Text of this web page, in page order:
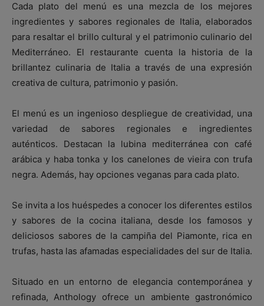
Cada plato del menú es una mezcla de los mejores
ingredientes y sabores regionales de Italia, elaborados
para resaltar el brillo cultural y el patrimonio culinario del
Mediterráneo. El restaurante cuenta la historia de la
brillantez culinaria de Italia a través de una expresión
creativa de cultura, patrimonio y pasión.
El menú es un ingenioso despliegue de creatividad, una
variedad de sabores regionales e ingredientes
auténticos. Destacan la lubina mediterránea con café
arábica y haba tonka y los canelones de vieira con trufa
negra. Además, hay opciones veganas para cada plato.
Se invita a los huéspedes a conocer los diferentes estilos
y sabores de la cocina italiana, desde los famosos y
deliciosos sabores de la campiña del Piamonte, rica en
trufas, hasta las afamadas especialidades del sur de Italia.
Situado en un entorno de elegancia contemporánea y
refinada, Anthology ofrece un ambiente gastronómico